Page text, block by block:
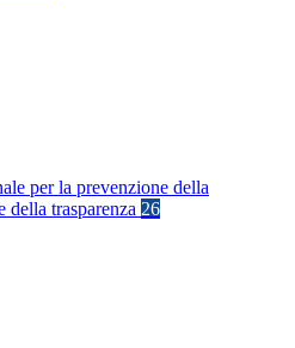
per la prevenzione della
della trasparenza 26